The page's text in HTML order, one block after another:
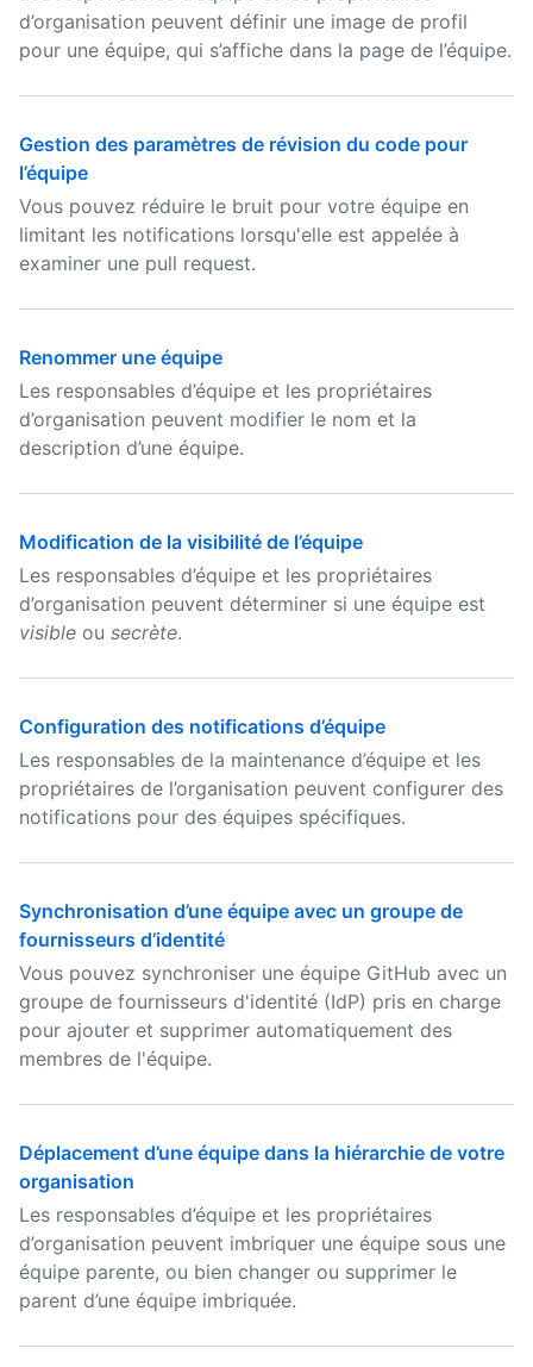
d’organisation peuvent définir une image de profil
pour une équipe, qui s’affiche dans la page de l’équipe.
Gestion des paramètres de révision du code pour
l’équipe
Vous pouvez réduire le bruit pour votre équipe en
limitant les notifications lorsqu'elle est appelée à
examiner une pull request.
Renommer une équipe
Les responsables d’équipe et les propriétaires
d’organisation peuvent modifier le nom et la
description d’une équipe.
Modification de la visibilité de l’équipe
Les responsables d’équipe et les propriétaires
d’organisation peuvent déterminer si une équipe est
visible ou secrète.
Configuration des notifications d’équipe
Les responsables de la maintenance d’équipe et les
propriétaires de l’organisation peuvent configurer des
notifications pour des équipes spécifiques.
Synchronisation d’une équipe avec un groupe de
fournisseurs d’identité
Vous pouvez synchroniser une équipe GitHub avec un
groupe de fournisseurs d'identité (IdP) pris en charge
pour ajouter et supprimer automatiquement des
membres de l'équipe.
Déplacement d’une équipe dans la hiérarchie de votre
organisation
Les responsables d’équipe et les propriétaires
d’organisation peuvent imbriquer une équipe sous une
équipe parente, ou bien changer ou supprimer le
parent d’une équipe imbriquée.